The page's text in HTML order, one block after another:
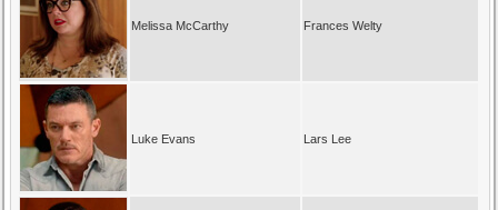
Melissa McCarthy Frances Welty
Luke Evans Lars Lee